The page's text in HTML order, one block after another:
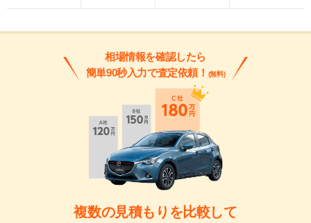
相場情報を確認したら
簡単90秒入力で査定依頼！ (無料)
複数の見積もりを比較して